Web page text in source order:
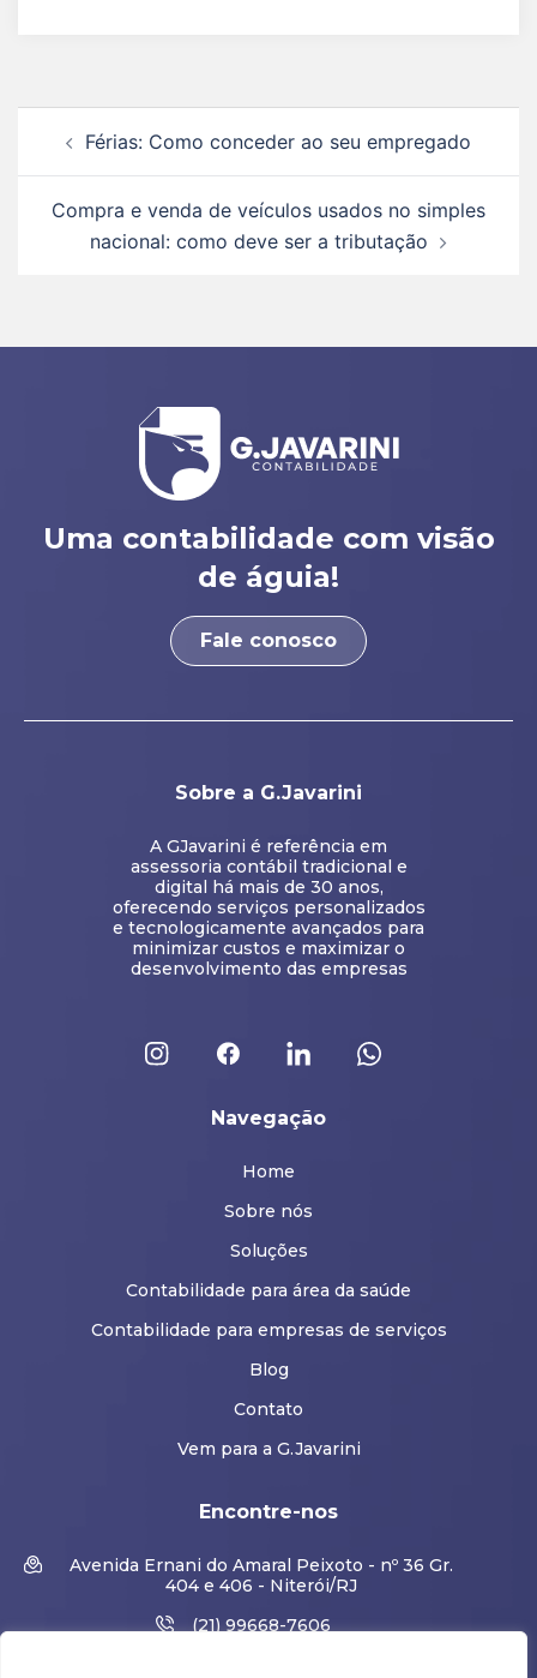
Férias: Como conceder ao seu empregado
Compra e venda de veículos usados no simples
nacional: como deve ser a tributação
Uma contabilidade com visão
de águia!
Fale conosco
Sobre a G.Javarini
A GJavarini é referência em
assessoria contábil tradicional e
digital há mais de 30 anos,
oferecendo serviços personalizados
e tecnologicamente avançados para
minimizar custos e maximizar o
desenvolvimento das empresas
Navegação
Home
Sobre nós
Soluções
Contabilidade para área da saúde
Contabilidade para empresas de serviços
Blog
Contato
Vem para a G.Javarini
Encontre-nos
Avenida Ernani do Amaral Peixoto - nº 36 Gr.
404 e 406 - Niterói/RJ
(21) 99668-7606